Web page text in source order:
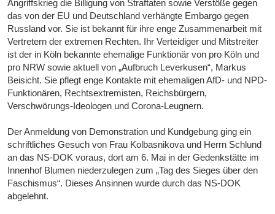
Angriffskrieg die Billigung von Straftaten sowie Verstöße gegen
das von der EU und Deutschland verhängte Embargo gegen
Russland vor. Sie ist bekannt für ihre enge Zusammenarbeit mit
Vertretern der extremen Rechten. Ihr Verteidiger und Mitstreiter
ist der in Köln bekannte ehemalige Funktionär von pro Köln und
pro NRW sowie aktuell von „Aufbruch Leverkusen“, Markus
Beisicht. Sie pflegt enge Kontakte mit ehemaligen AfD- und NPD-
Funktionären, Rechtsextre­misten, Reichsbürgern,
Verschwörungs-Ideologen und Corona-Leugnern.
Der Anmeldung von Demonstration und Kundgebung ging ein
schriftliches Gesuch von Frau Kolbasnikova und Herrn Schlund
an das NS-DOK voraus, dort am 6. Mai in der Gedenkstätte im
Innenhof Blumen niederzulegen zum „Tag des Sieges über den
Faschismus“. Dieses Ansinnen wurde durch das NS-DOK
abgelehnt.